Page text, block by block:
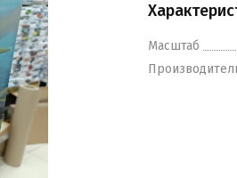
Масштаб